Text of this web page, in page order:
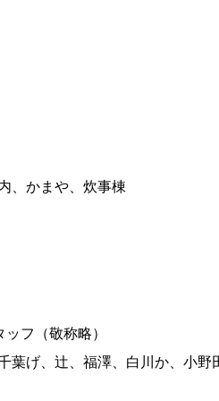
、かまや、炊事棟
フ（敬称略）
葉げ、辻、福澤、白川か、小野